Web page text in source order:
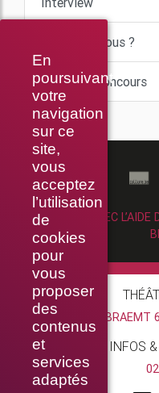
En
poursuivant
votre
navigation
sur ce
site,
vous
acceptez
l’utilisation
de
cookies
pour
vous
proposer
des
contenus
et
services
adaptés
Le saviez-vous ?
Offres et concours
RÉALISÉ AVEC
RUE
INFOS